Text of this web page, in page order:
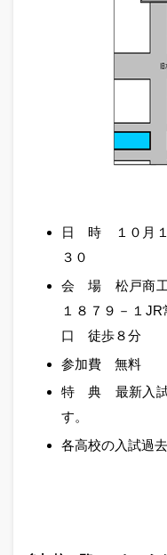
日 時 １０月１
３０
会 場 松戸商工
１８７９－１
口 徒歩８分
参加費 無料
特 典 最新入試
す。
各高校の入試過